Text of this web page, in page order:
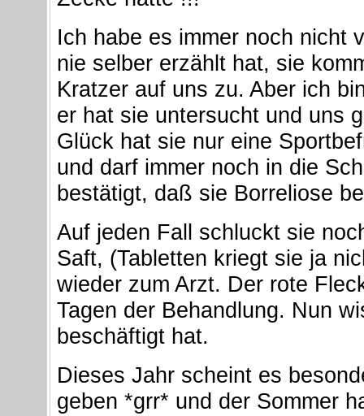
Ich habe es immer noch nicht
nie selber erzählt hat, sie
Kratzer auf uns zu. Aber ich
er hat sie untersucht und uns
Glück hat sie nur eine
und darf immer noch in die
bestätigt, daß sie Borreliose
Auf jeden Fall schluckt sie
Saft, (Tabletten kriegt sie ja
wieder zum Arzt. Der rote
Tagen der Behandlung. Nun
beschäftigt hat.
Dieses Jahr scheint es
geben *grr* und der Sommer